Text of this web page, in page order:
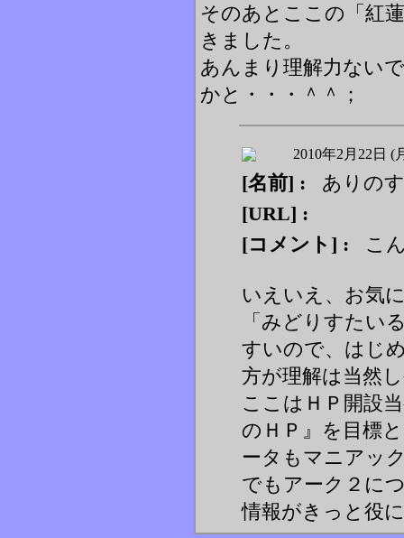
そのあとここの「紅
きました。
あんまり理解力ない
かと・・・＾＾；
2010年2月22日 (
[名前] : ありのす
[URL] :
[コメント] : こ
いえいえ、お気
「みどりすたい
すいので、はじ
方が理解は当然
ここはＨＰ開設
のＨＰ』を目標
ータもマニアッ
でもアーク２に
情報がきっと役